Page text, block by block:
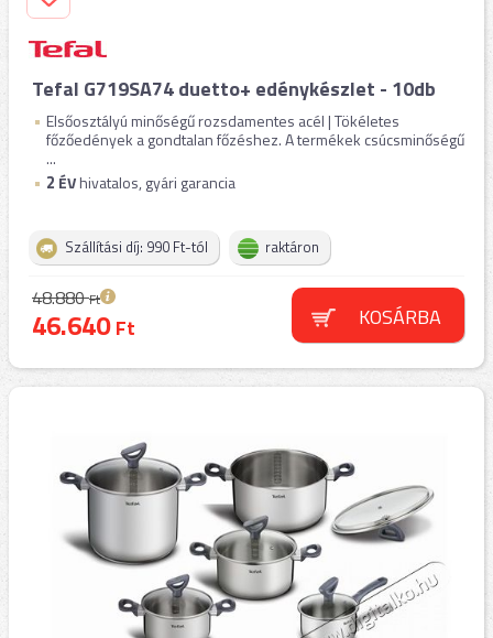
Tefal G719SA74 duetto+ edénykészlet - 10db
Elsőosztályú minőségű rozsdamentes acél | Tökéletes
főzőedények a gondtalan főzéshez. A termékek csúcsminőségű
...
2 ÉVhivatalos, gyári garancia
Szállítási díj: 990 Ft-tól raktáron
48.880Ft
46.640Ft KOSÁRBA